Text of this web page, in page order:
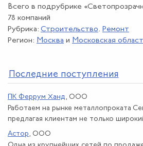
Всего в подрубрике
78 компаний
Рубрика: Строительство. Ремонт
Регион: Москва и Московская
Последние поступления
ПК Феррум Ханд , ООО
Работаем на рынке металлопроката
предлагая клиентам не только
Астор , ООО